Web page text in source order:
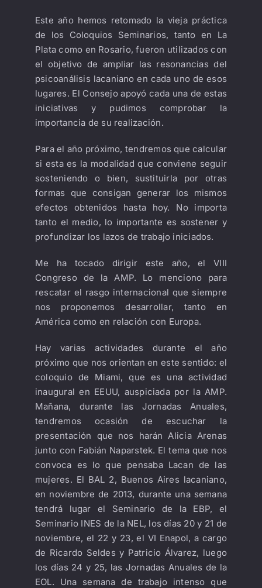
Este año hemos retomado la vieja práctica
de los Coloquios Seminarios, tanto en La
Plata como en Rosario, fueron utilizados con
el objetivo de ampliar las resonancias del
psicoanálisis lacaniano en cada uno de esos
lugares. El Consejo apoyó cada una de estas
iniciativas y pudimos comprobar la
importancia de su realización.
Para el año próximo, tendremos que calcular
si esta es la modalidad que conviene seguir
sosteniendo o bien, sustituirla por otras
formas que consigan generar los mismos
efectos obtenidos hasta hoy. No importa
tanto el medio, lo importante es sostener y
profundizar los lazos de trabajo iniciados.
Me ha tocado dirigir este año, el VIII
Congreso de la AMP. Lo menciono para
rescatar el rasgo internacional que siempre
nos proponemos desarrollar, tanto en
América como en relación con Europa.
Hay varias actividades durante el año
próximo que nos orientan en este sentido: el
coloquio de Miami, que es una actividad
inaugural en EEUU, auspiciada por la AMP.
Mañana, durante las Jornadas Anuales,
tendremos ocasión de escuchar la
presentación que nos harán Alicia Arenas
junto con Fabián Naparstek. El tema que nos
convoca es lo que pensaba Lacan de las
mujeres. El BAL 2, Buenos Aires lacaniano,
en noviembre de 2013, durante una semana
tendrá lugar el Seminario de la EBP, el
Seminario INES de la NEL, los días 20 y 21 de
noviembre, el 22 y 23, el VI Enapol, a cargo
de Ricardo Seldes y Patricio Álvarez, luego
los días 24 y 25, las Jornadas Anuales de la
EOL. Una semana de trabajo intenso que